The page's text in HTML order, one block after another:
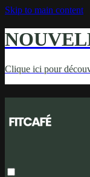
Skip to main content
Clique ici pour